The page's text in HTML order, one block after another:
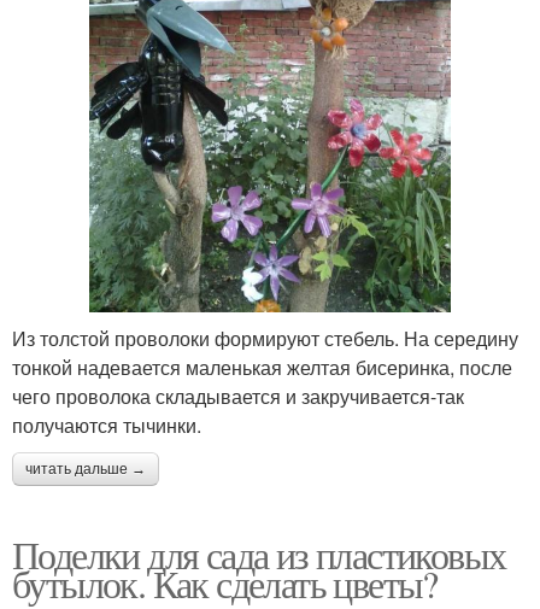
Из толстой проволоки формируют стебель. На середину
тонкой надевается маленькая желтая бисеринка, после
чего проволока складывается и закручивается-так
получаются тычинки.
читать дальше →
Поделки для сада из пластиковых
бутылок. Как сделать цветы?